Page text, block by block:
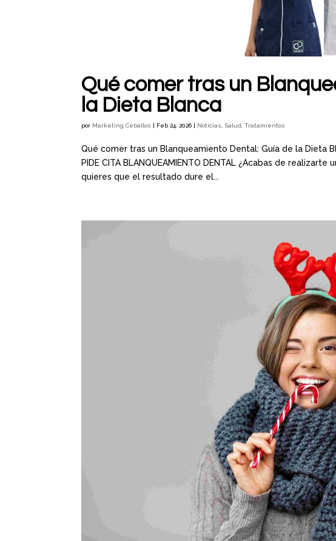
Qué comer tras un
la Dieta Blanca
por Marketing Ceballos Feb 24, 2026 Noticias, Salud,Tratamientos
Qué comer tras un Blanqueamiento Dental: Guía de la Dieta
PIDE CITA BLANQUEAMIENTO DENTAL ¿Acabas de
quieres que el resultado dure el...